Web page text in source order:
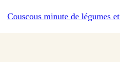
Couscous minute de légumes